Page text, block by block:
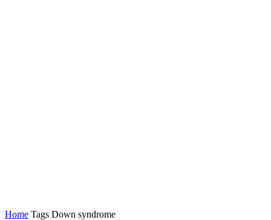
Home Tags Down syndrome